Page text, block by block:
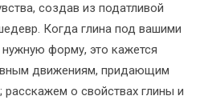
создав из податливой
Когда глина под вашими
форму, это кажется
движениям, придающим
о свойствах глины и